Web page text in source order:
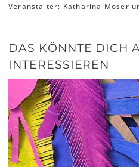
Veranstalter: Katharina Moser
DAS KÖNNTE DICH
INTERESSIEREN